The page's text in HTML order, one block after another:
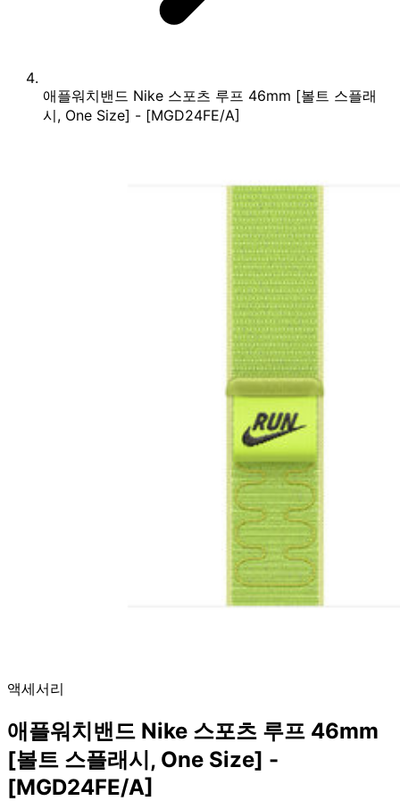
애플워치밴드 Nike 스포츠 루프 46mm [볼트 스플래
시, One Size] - [MGD24FE/A]
액세서리
애플워치밴드 Nike 스포츠 루프 46mm
[볼트 스플래시, One Size] -
[MGD24FE/A]